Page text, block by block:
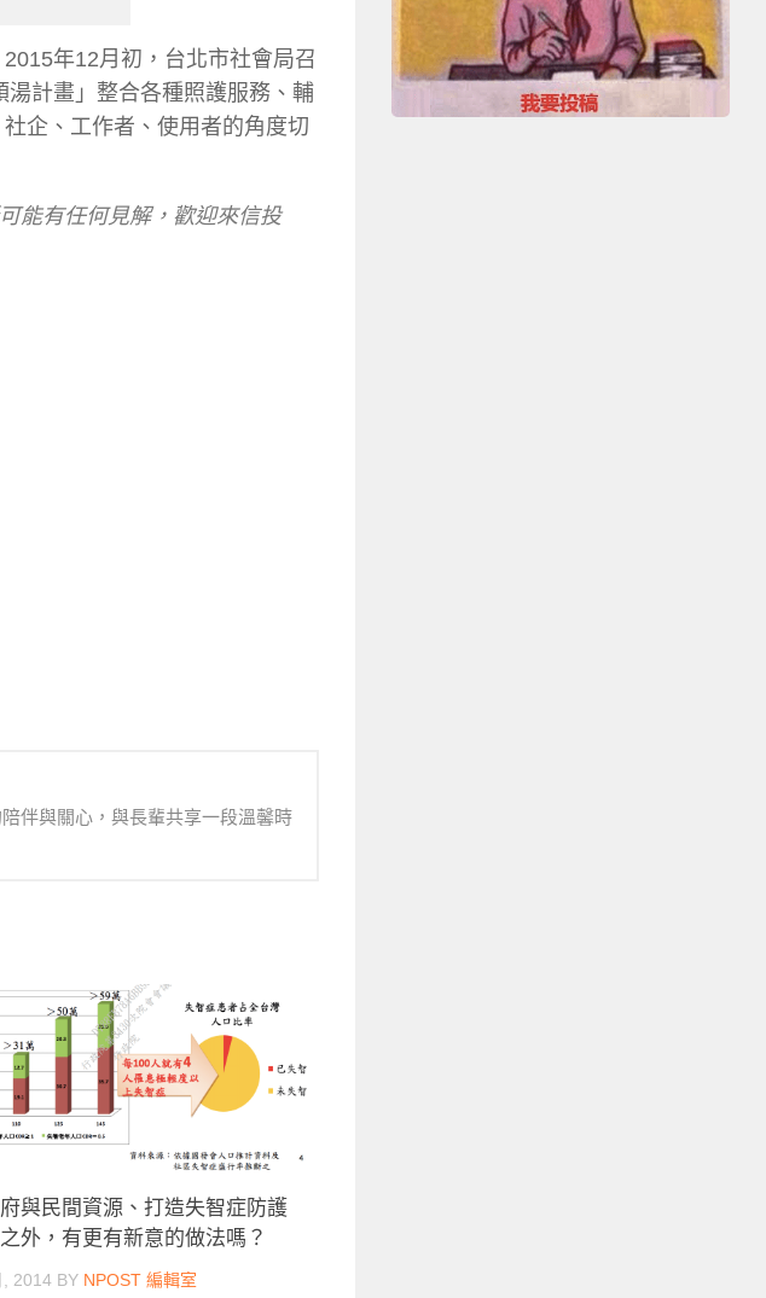
年12月初，台北市社會局召
計畫」整合各種照護服務、輔
企、工作者、使用者的角度切
能有任何見解，歡迎來信投
伴與關心，與長輩共享一段溫馨時
與民間資源、打造失智症防護
外，有更有新意的做法嗎？
, 2014BY NPOST 編輯室